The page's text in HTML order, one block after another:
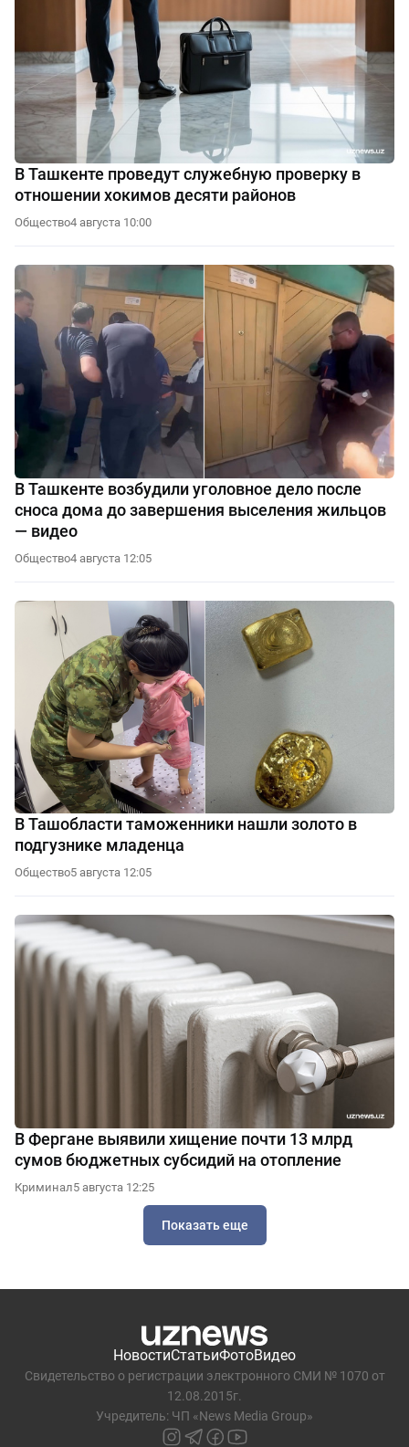
В Ташкенте проведут служебную проверку в
отношении хокимов десяти районов
Общество4 августа 10:00
В Ташкенте возбудили уголовное дело после
сноса дома до завершения выселения жильцов
— видео
Общество4 августа 12:05
В Ташобласти таможенники нашли золото в
подгузнике младенца
Общество5 августа 12:05
В Фергане выявили хищение почти 13 млрд
сумов бюджетных субсидий на отопление
Криминал5 августа 12:25
Показать еще
НовостиСтатьиФотоВидео
Свидетельство о регистрации электронного СМИ № 1070 от
12.08.2015г.
Учредитель: ЧП «News Media Group»